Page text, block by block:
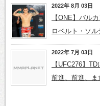
2022年 8月 03日
【ONE】バル
ロベルト・ソ
2022年 7月 03日
【UFC276】
前進、前進、ま